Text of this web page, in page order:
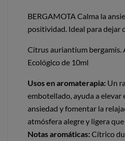
BERGAMOTA Calma la
positividad. Ideal para dejar
Citrus auriantium bergamis.
Ecológico de 10ml
Usos en aromaterapia: Un
embotellado, ayuda a elevar
ansiedad y fomentar la
atmósfera alegre y ligera
Notas aromáticas: Cítrico